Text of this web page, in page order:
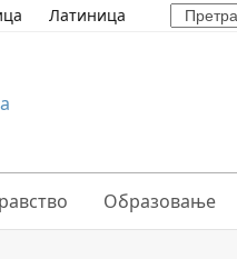
Латиница Search
Образовање